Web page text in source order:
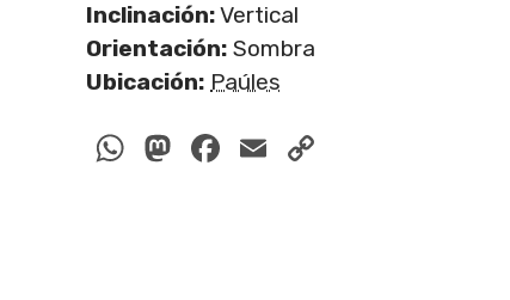
Inclinación:Vertical
Orientación: Sombra
Ubicación: Paúles
WhatsApp
Mastodon
Facebook
Email